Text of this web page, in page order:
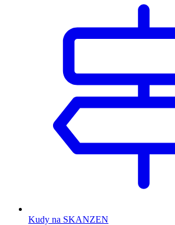
Kudy na SKANZEN